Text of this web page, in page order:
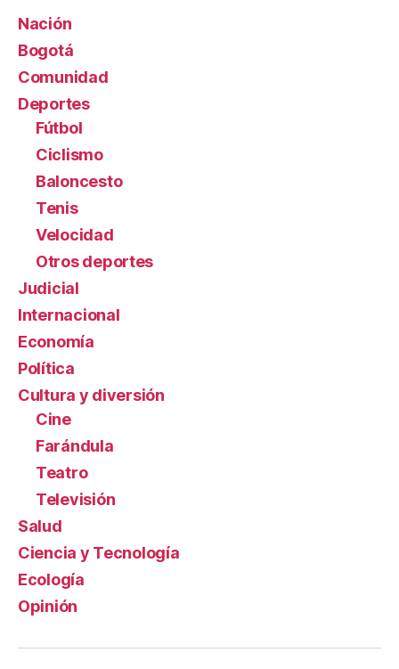
Nación
Bogotá
Comunidad
Deportes
Fútbol
Ciclismo
Baloncesto
Tenis
Velocidad
Otros deportes
Judicial
Internacional
Economía
Política
Cultura y diversión
Cine
Farándula
Teatro
Televisión
Salud
Ciencia y Tecnología
Ecología
Opinión